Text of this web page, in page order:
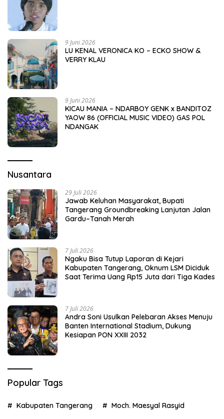
9 Juni 2026
LU KENAL VERONICA KO – ECKO SHOW &
VERRY KLAU
9 Juni 2026
KICAU MANIA – NDARBOY GENK x BANDITOZ
YAOW 86 (OFFICIAL MUSIC VIDEO) GAS POL
NDANGAK
Nusantara
29 Juli 2026
Jawab Keluhan Masyarakat, Bupati
Tangerang Groundbreaking Lanjutan Jalan
Gardu–Tanah Merah
7 Juli 2026
Ngaku Bisa Tutup Laporan di Kejari
Kabupaten Tangerang, Oknum LSM Diciduk
Saat Terima Uang Rp15 Juta dari Tiga Kades
7 Juli 2026
Andra Soni Usulkan Pelebaran Akses Menuju
Banten International Stadium, Dukung
Kesiapan PON XXIII 2032
Popular Tags
Kabupaten Tangerang Moch. Maesyal Rasyid